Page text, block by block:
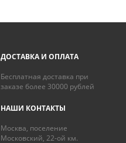
ДОСТАВКА И ОПЛАТА
Бесплатная доставка при
заказе более 30000 рублей
НАШИ КОНТАКТЫ
Москва, поселение
Московский, 22-ой км.